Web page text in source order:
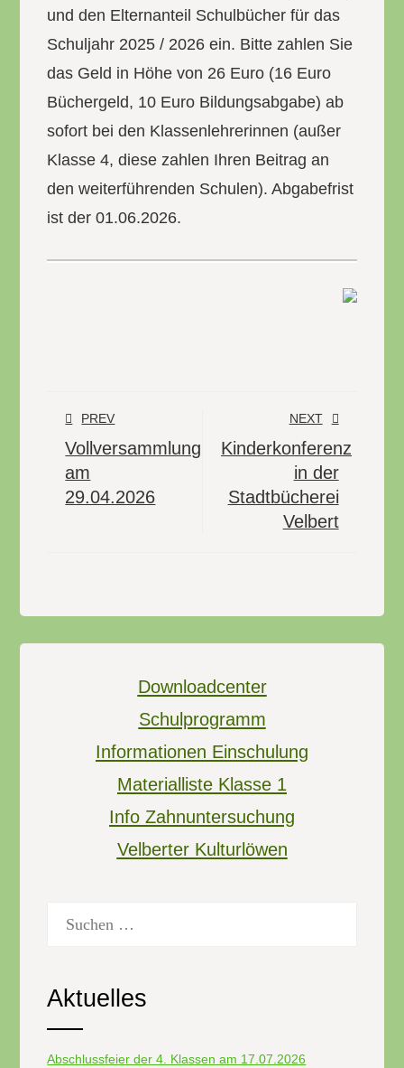
und den Elternanteil Schulbücher für das
Schuljahr 2025 / 2026 ein. Bitte zahlen Sie
das Geld in Höhe von 26 Euro (16 Euro
Büchergeld, 10 Euro Bildungsabgabe) ab
sofort bei den Klassenlehrerinnen (außer
Klasse 4, diese zahlen Ihren Beitrag an
den weiterführenden Schulen). Abgabefrist
ist der 01.06.2026.
PREV
Vollversammlung
am
29.04.2026
NEXT
Kinderkonferenz
in der
Stadtbücherei
Velbert
Downloadcenter
Schulprogramm
Informationen Einschulung
Materialliste Klasse 1
Info Zahnuntersuchung
Velberter Kulturlöwen
nach:
Aktuelles
Abschlussfeier der 4. Klassen am 17.07.2026